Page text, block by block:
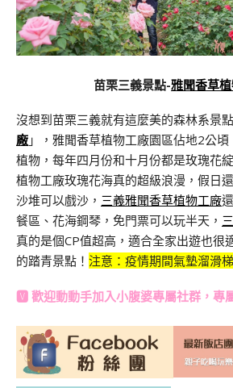
苗栗三義景點-雅聞香草
沒想到苗栗三義就有這麼美的森林系景
廠 」，雅聞香草植物工廠園區佔地2公
植物，每年四月份和十月份都是玫瑰花
植物工廠玫瑰花海真的超級浪漫，假日
沙堆可以戲沙， 三義雅聞香草植物工廠
餐區、花海鋼琴，免門票可以玩半天，
真的是個CP值超高，適合全家出遊也很
的踏青景點！ 注意：疫情期間氣墊溜滑
🆅 歡迎動動手加入小腹婆專屬社群 ，專